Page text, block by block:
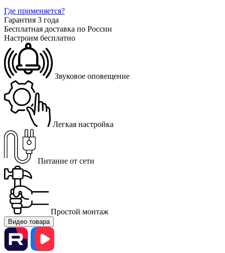
Где применяется?
Гарантия 3 года
Бесплатная доставка по России
Настроим бесплатно
Звуковое оповещение
Легкая настройка
Питание от сети
Простой монтаж
Видео товара